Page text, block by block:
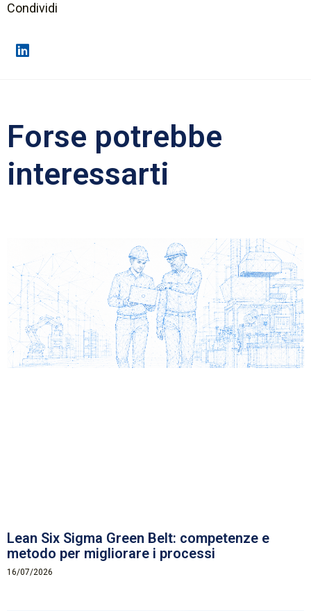
Condividi
Forse potrebbe
interessarti
Lean Six Sigma Green Belt: competenze e
metodo per migliorare i processi
16/07/2026